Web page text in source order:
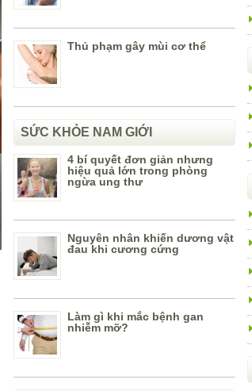
Thủ phạm gây mùi cơ thể
SỨC KHỎE NAM GIỚI
4 bí quyết đơn giản nhưng
hiệu quả lớn trong phòng
ngừa ung thư
Nguyên nhân khiến dương vật
đau khi cương cứng
Làm gì khi mắc bệnh gan
nhiễm mỡ?